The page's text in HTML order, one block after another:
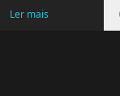
Ler mais